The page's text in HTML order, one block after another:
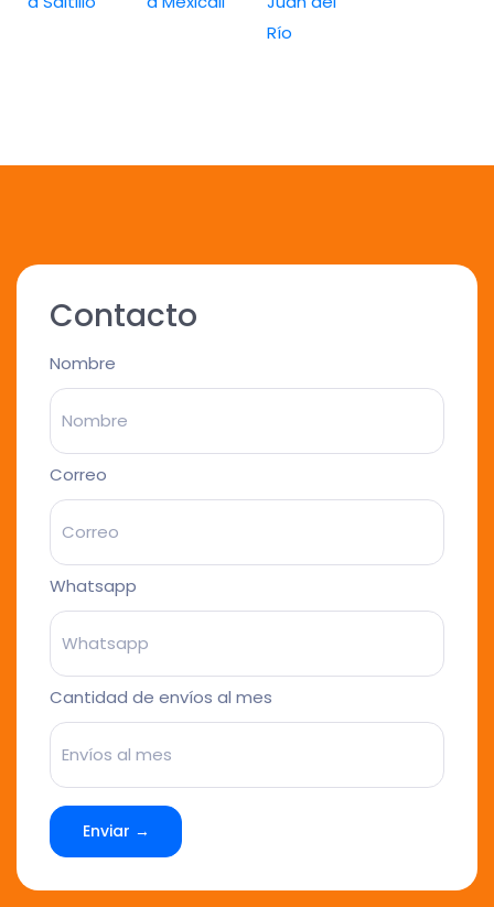
Río
Contacto
Nombre
Correo
Whatsapp
Cantidad de envíos al mes
Enviar →